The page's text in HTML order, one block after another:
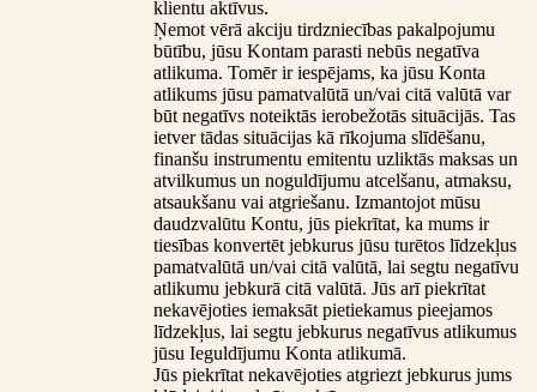
klientu aktīvus.
Ņemot vērā akciju tirdzniecības pakalpojumu
būtību, jūsu Kontam parasti nebūs negatīva
atlikuma. Tomēr ir iespējams, ka jūsu Konta
atlikums jūsu pamatvalūtā un/vai citā valūtā var
būt negatīvs noteiktās ierobežotās situācijās. Tas
ietver tādas situācijas kā rīkojuma slīdēšanu,
finanšu instrumentu emitentu uzliktās maksas un
atvilkumus un noguldījumu atcelšanu, atmaksu,
atsaukšanu vai atgriešanu. Izmantojot mūsu
daudzvalūtu Kontu, jūs piekrītat, ka mums ir
tiesības konvertēt jebkurus jūsu turētos līdzekļus
pamatvalūtā un/vai citā valūtā, lai segtu negatīvu
atlikumu jebkurā citā valūtā. Jūs arī piekrītat
nekavējoties iemaksāt pietiekamus pieejamos
līdzekļus, lai segtu jebkurus negatīvus atlikumus
jūsu Ieguldījumu Konta atlikumā.
Jūs piekrītat nekavējoties atgriezt jebkurus jums